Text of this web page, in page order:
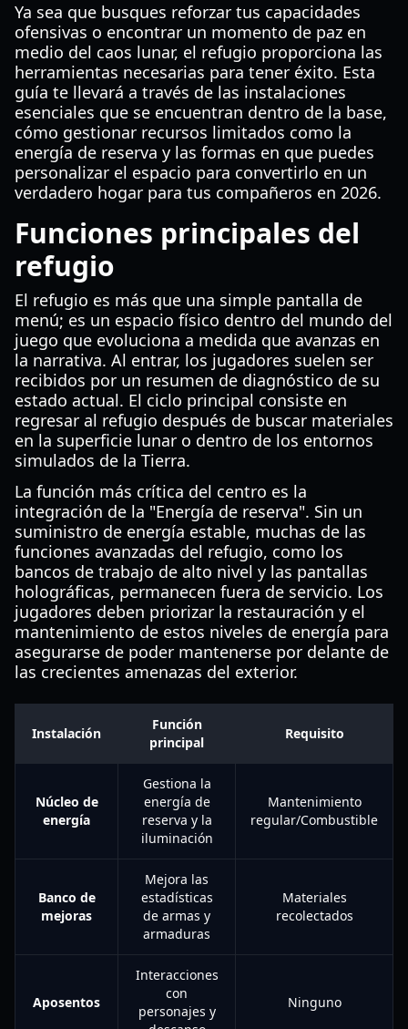
Ya sea que busques reforzar tus capacidades
ofensivas o encontrar un momento de paz en
medio del caos lunar, el refugio proporciona las
herramientas necesarias para tener éxito. Esta
guía te llevará a través de las instalaciones
esenciales que se encuentran dentro de la base,
cómo gestionar recursos limitados como la
energía de reserva y las formas en que puedes
personalizar el espacio para convertirlo en un
verdadero hogar para tus compañeros en 2026.
Funciones principales del
refugio
El refugio es más que una simple pantalla de
menú; es un espacio físico dentro del mundo del
juego que evoluciona a medida que avanzas en
la narrativa. Al entrar, los jugadores suelen ser
recibidos por un resumen de diagnóstico de su
estado actual. El ciclo principal consiste en
regresar al refugio después de buscar materiales
en la superficie lunar o dentro de los entornos
simulados de la Tierra.
La función más crítica del centro es la
integración de la "Energía de reserva". Sin un
suministro de energía estable, muchas de las
funciones avanzadas del refugio, como los
bancos de trabajo de alto nivel y las pantallas
holográficas, permanecen fuera de servicio. Los
jugadores deben priorizar la restauración y el
mantenimiento de estos niveles de energía para
asegurarse de poder mantenerse por delante de
las crecientes amenazas del exterior.
Instalación
Función
principal
Requisito
Núcleo de
energía
Gestiona la
energía de
reserva y la
iluminación
Mantenimiento
regular/Combustible
Banco de
mejoras
Mejora las
estadísticas
de armas y
armaduras
Materiales
recolectados
Aposentos
Interacciones
con
personajes y
Ninguno